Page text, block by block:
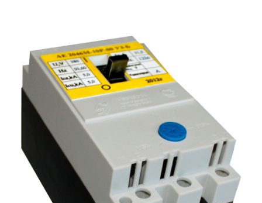
Стремянки с
Стремянки с
опорой
Ширмы
РЗА (шторы)